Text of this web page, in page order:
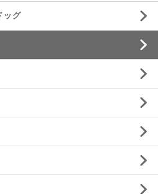
ッグ